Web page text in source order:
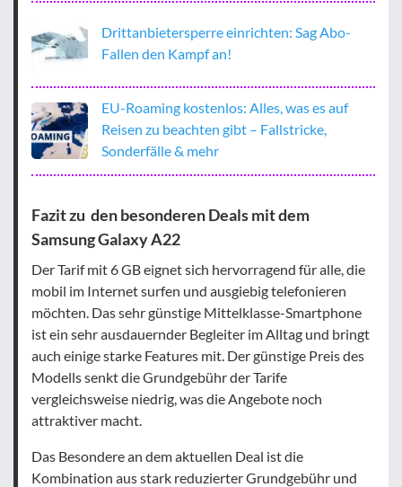
Drittanbietersperre einrichten: Sag Abo-
Fallen den Kampf an!
EU-Roaming kostenlos: Alles, was es auf
Reisen zu beachten gibt – Fallstricke,
Sonderfälle & mehr
Fazit zu den besonderen Deals mit dem
Samsung Galaxy A22
Der Tarif mit 6 GB eignet sich hervorragend für alle, die
mobil im Internet surfen und ausgiebig telefonieren
möchten. Das sehr günstige Mittelklasse-Smartphone
ist ein sehr ausdauernder Begleiter im Alltag und bringt
auch einige starke Features mit. Der günstige Preis des
Modells senkt die Grundgebühr der Tarife
vergleichsweise niedrig, was die Angebote noch
attraktiver macht.
Das Besondere an dem aktuellen Deal ist die
Kombination aus stark reduzierter Grundgebühr und